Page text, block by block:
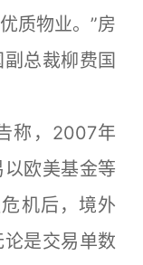
质物业。”房
总裁柳费国
，2007年
欧美基金等
机后，境外
是交易单数